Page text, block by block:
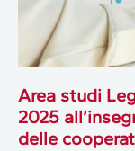
Area studi
2025
delle